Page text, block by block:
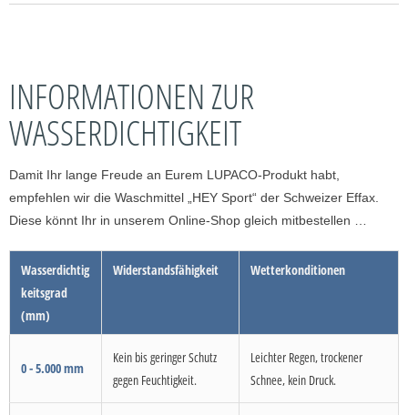
INFORMATIONEN ZUR
WASSERDICHTIGKEIT
Damit Ihr lange Freude an Eurem LUPACO-Produkt habt,
empfehlen wir die Waschmittel „HEY Sport“ der Schweizer Effax.
Diese könnt Ihr in unserem Online-Shop gleich mitbestellen …
Wasserdichtig
keitsgrad
(mm)
Widerstandsfähigkeit Wetterkonditionen
0 - 5.000 mm
Kein bis geringer Schutz
gegen Feuchtigkeit.
Leichter Regen, trockener
Schnee, kein Druck.